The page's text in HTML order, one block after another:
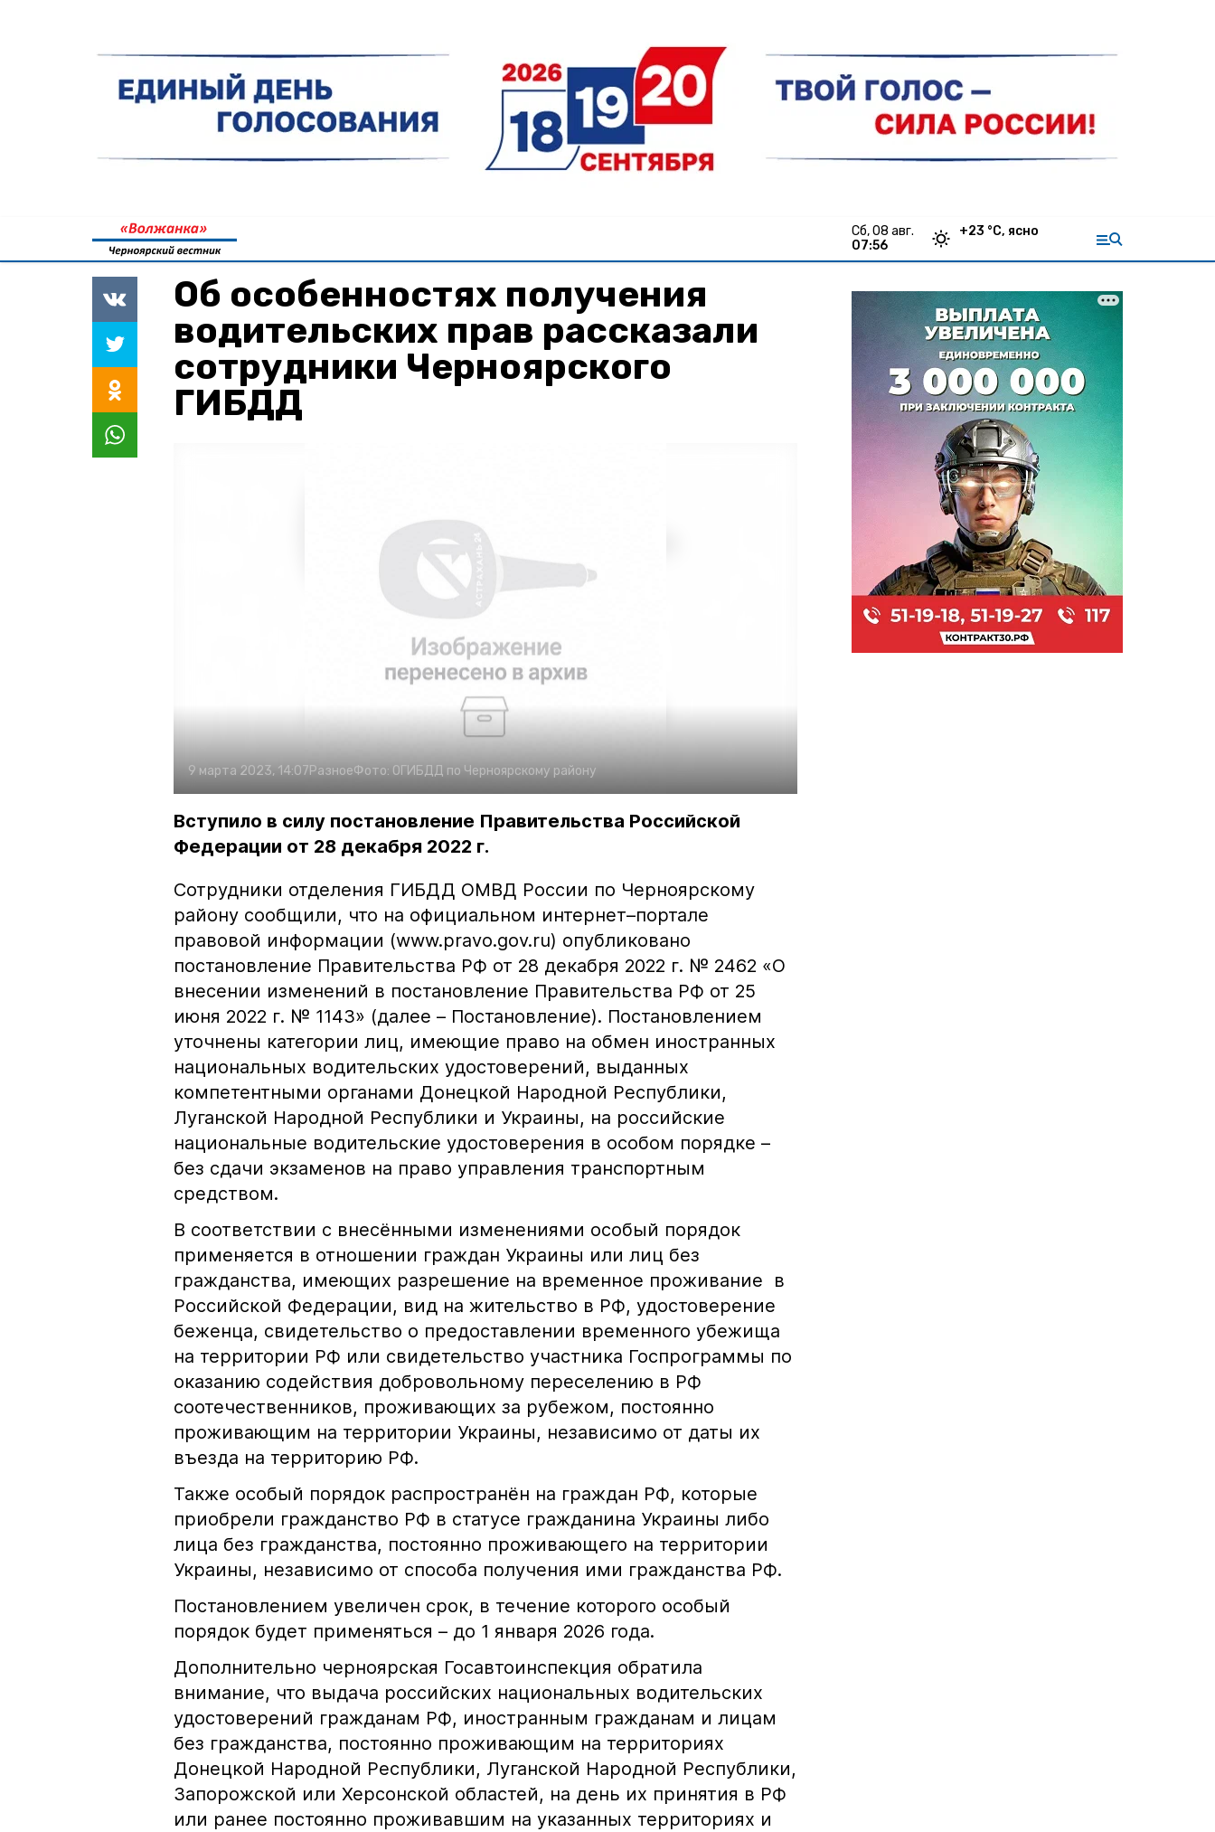
сб, 08 авг.
07:56
+23 °С, ясно
Об особенностях получения
водительских прав рассказали
сотрудники Черноярского
ГИБДД
9 марта 2023, 14:07РазноеФото: ОГИБДД по Черноярскому району
Вступило в силу постановление Правительства Российской
Федерации от 28 декабря 2022 г.
Сотрудники отделения ГИБДД ОМВД России по Черноярскому
району сообщили, что на официальном интернет–портале
правовой информации (www.pravo.gov.ru) опубликовано
постановление Правительства РФ от 28 декабря 2022 г. № 2462 «О
внесении изменений в постановление Правительства РФ от 25
июня 2022 г. № 1143» (далее – Постановление). Постановлением
уточнены категории лиц, имеющие право на обмен иностранных
национальных водительских удостоверений, выданных
компетентными органами Донецкой Народной Республики,
Луганской Народной Республики и Украины, на российские
национальные водительские удостоверения в особом порядке –
без сдачи экзаменов на право управления транспортным
средством.
В соответствии с внесёнными изменениями особый порядок
применяется в отношении граждан Украины или лиц без
гражданства, имеющих разрешение на временное проживание в
Российской Федерации, вид на жительство в РФ, удостоверение
беженца, свидетельство о предоставлении временного убежища
на территории РФ или свидетельство участника Госпрограммы по
оказанию содействия добровольному переселению в РФ
соотечественников, проживающих за рубежом, постоянно
проживающим на территории Украины, независимо от даты их
въезда на территорию РФ.
Также особый порядок распространён на граждан РФ, которые
приобрели гражданство РФ в статусе гражданина Украины либо
лица без гражданства, постоянно проживающего на территории
Украины, независимо от способа получения ими гражданства РФ.
Постановлением увеличен срок, в течение которого особый
порядок будет применяться – до 1 января 2026 года.
Дополнительно черноярская Госавтоинспекция обратила
внимание, что выдача российских национальных водительских
удостоверений гражданам РФ, иностранным гражданам и лицам
без гражданства, постоянно проживающим на территориях
Донецкой Народной Республики, Луганской Народной Республики,
Запорожской или Херсонской областей, на день их принятия в РФ
или ранее постоянно проживавшим на указанных территориях и